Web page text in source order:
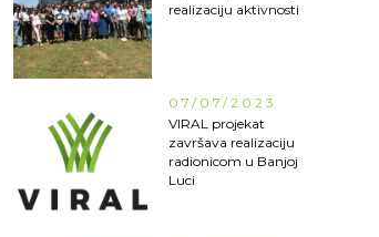
realizaciju aktivnosti
07/07/2023
VIRAL projekat
završava realizaciju
radionicom u Banjoj
Luci